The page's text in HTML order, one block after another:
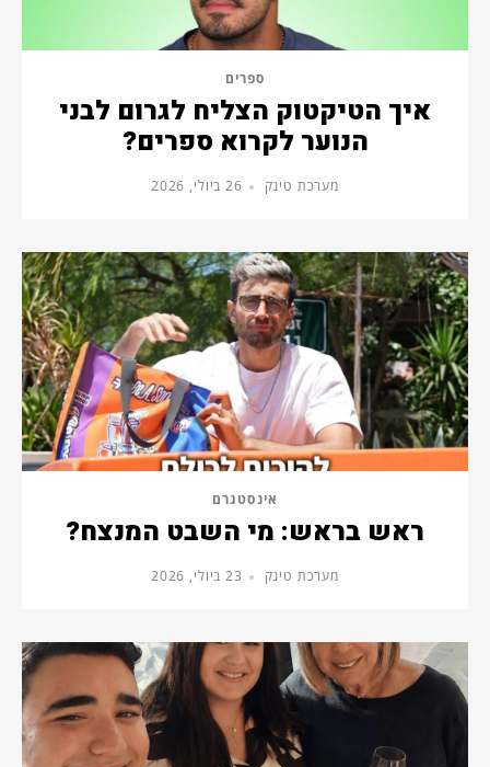
ספרים
איך הטיקטוק הצליח לגרום לבני
הנוער לקרוא ספרים?
מערכת טינק 26 ביולי, 2026
אינסטגרם
ראש בראש: מי השבט המנצח?
מערכת טינק 23 ביולי, 2026